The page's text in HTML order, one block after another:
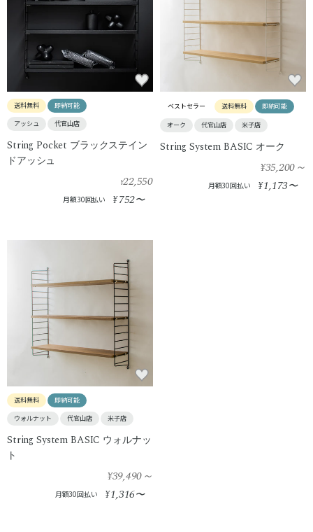
送料無料
即納可能
アッシュ
代官山店
String Pocket ブラックステイン
ドアッシュ
¥22,550
月額30回払い ¥752〜
ベストセラー 送料無料 即納可能
オーク 代官山店 米子店
String System BASIC オーク
¥35,200～
月額30回払い ¥1,173〜
送料無料
即納可能
ウォルナット
代官山店 米子店
String System BASIC ウォルナッ
ト
¥39,490～
月額30回払い ¥1,316〜